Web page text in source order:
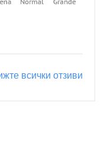
всички отзиви